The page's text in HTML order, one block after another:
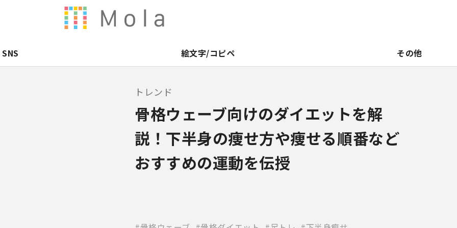
SNS 絵文字/コピペ その他
トレンド
骨格ウェーブ向けのダイエットを解
説！下半身の痩せ方や痩せる順番など
おすすめの運動を伝授